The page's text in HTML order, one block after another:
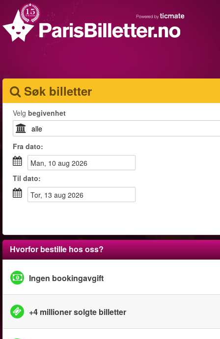
Søk billetter
Velg begivenhet
Fra dato:
man, 10 aug 2026
Til dato:
tor, 13 aug 2026
Hvorfor bestille hos oss?
Ingen bookingavgift
+4 millioner solgte billetter